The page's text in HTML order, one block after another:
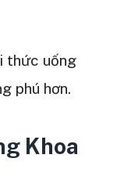
thức uống
phú hơn.
Khoa